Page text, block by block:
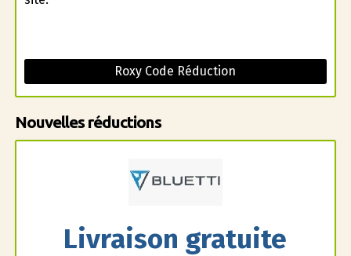
Roxy Code Réduction
Nouvelles réductions
Livraison gratuite